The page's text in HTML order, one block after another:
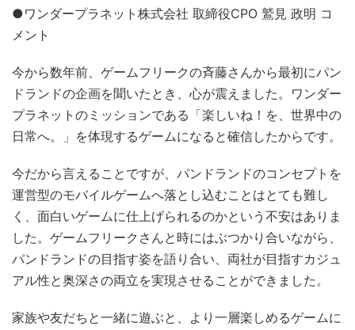
●ワンダープラネット株式会社 取締役CPO 鷲見 政明 コ
メント
今から数年前、ゲームフリークの斉藤さんから最初にパン
ドランドの企画を聞いたとき、心が震えました。ワンダー
プラネットのミッションである「楽しいね！を、世界中の
日常へ。」を体現するゲームになると確信したからです。
今だから言えることですが、パンドランドのコンセプトを
運営型のモバイルゲームへ落とし込むことはとても難し
く、面白いゲームに仕上げられるのかという不安はありま
した。ゲームフリークさんと時にはぶつかり合いながら、
パンドランドの目指す姿を語り合い、両社が目指すカジュ
アル性と奥深さの両立を実現させることができました。
家族や友だちと一緒に遊ぶと、より一層楽しめるゲームに